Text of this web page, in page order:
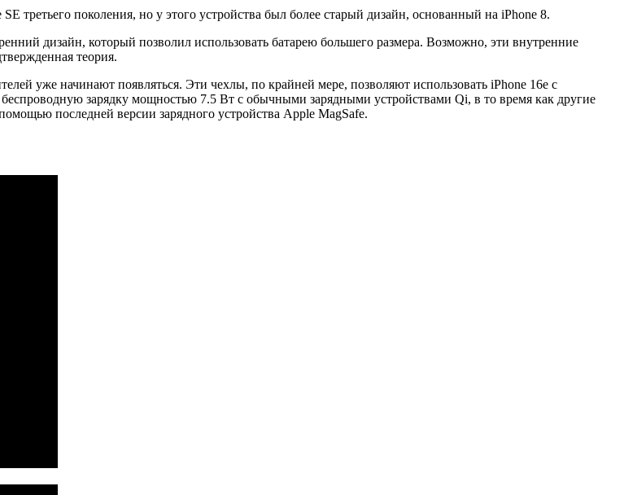
третьего поколения, но у этого устройства был более старый дизайн, основанный на iPhone 8.
дизайн, который позволил использовать батарею большего размера. Возможно, эти внутренние
теория.
уже начинают появляться. Эти чехлы, по крайней мере, позволяют использовать iPhone 16e с
зарядку мощностью 7.5 Вт с обычными зарядными устройствами Qi, в то время как другие
последней версии зарядного устройства Apple MagSafe.